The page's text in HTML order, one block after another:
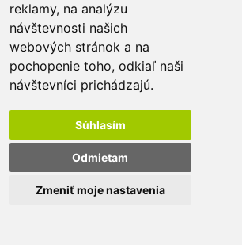
reklamy, na analýzu
návštevnosti našich
webových stránok a na
pochopenie toho, odkiaľ naši
návštevníci prichádzajú.
Súhlasím
Odmietam
Zmeniť moje nastavenia
údajov
predmetov